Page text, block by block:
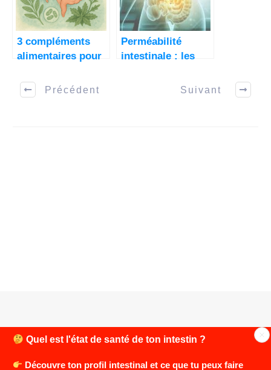
3 compléments
alimentaires pour
intestin en
profondeur
Perméabilité
intestinale : les
naturellement
Précédent Suivant
Quel est l'état de santé de ton intestin ?
Découvre ton profil intestinal et ce que tu peux faire